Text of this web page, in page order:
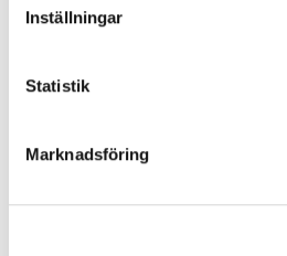
Inställningar
Statistik
Marknadsföring